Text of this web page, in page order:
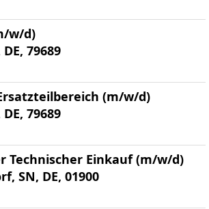
w/d)
79689
(m/w/d)
79689
Technischer Einkauf (m/w/d)
SN, DE, 01900